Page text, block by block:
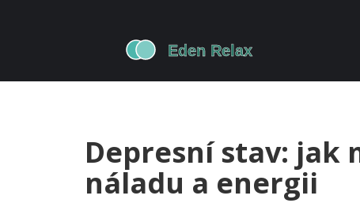
Depresní stav: jak
náladu a energii